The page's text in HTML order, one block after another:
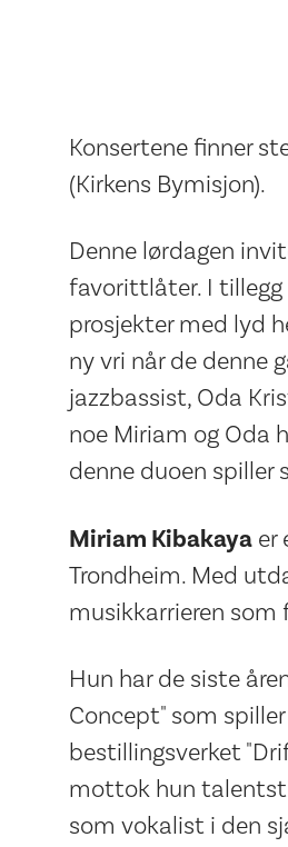
Konsertene finner
(Kirkens Bymisjon).
Denne lørdagen
favorittlåter. I tillegg
prosjekter med lyd
ny vri når de denne
jazzbassist, Oda
noe Miriam og Oda
denne duoen spiller
Miriam Kibakayaer
Trondheim. Med
musikkarrieren som
Hun har de siste
Concept" som
bestillingsverket
mottok hun
som vokalist i den